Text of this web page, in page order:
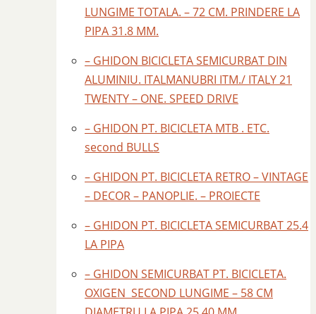
LUNGIME TOTALA. – 72 CM. PRINDERE LA
PIPA 31.8 MM.
– GHIDON BICICLETA SEMICURBAT DIN
ALUMINIU. ITALMANUBRI ITM./ ITALY 21
TWENTY – ONE. SPEED DRIVE
– GHIDON PT. BICICLETA MTB . ETC.
second BULLS
– GHIDON PT. BICICLETA RETRO – VINTAGE
– DECOR – PANOPLIE. – PROIECTE
– GHIDON PT. BICICLETA SEMICURBAT 25.4
LA PIPA
– GHIDON SEMICURBAT PT. BICICLETA.
OXIGEN SECOND LUNGIME – 58 CM